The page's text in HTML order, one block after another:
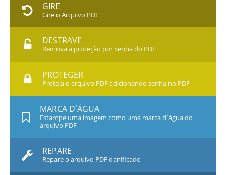
GIRE
Gire o Arquivo PDF
DESTRAVE
Remova a proteção por senha do PDF
PROTEGER
Proteja o arquivo PDF adicionando senha no PDF
MARCA D`ÁGUA
Estampe uma imagem como uma marca d`água do
arquivo PDF
REPARE
Repare o arquivo PDF danificado